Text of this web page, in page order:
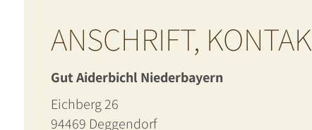
ANSCHRIFT,
Gut Aiderbichl Niederbayern
Eichberg 26
94469 Deggendorf